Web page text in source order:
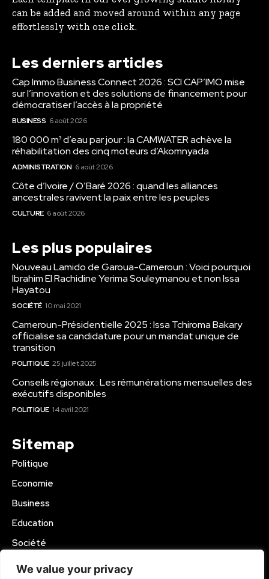
We value your privacy
can be added and moved around within any page
effortlessly with one click.
Les derniers articles
Cap Immo Business Connect 2026 : SCI CAP’IMO mise
sur l’innovation et des solutions de financement pour
démocratiser l’accès à la propriété
BUSINESS 6 août 2026
180 000 m³ d’eau par jour : la CAMWATER achève la
réhabilitation des cinq moteurs d’Akomnyada
ADMINISTRATION 6 août 2026
Côte d’Ivoire / O’Baré 2026 : quand les alliances
ancestrales ravivent la paix entre les peuples
CULTURE 6 août 2026
Les plus populaires
Nouveau Lamido de Garoua-Cameroun : Voici pourquoi
Ibrahim El Rachidine Yerima Souleymanou et non Issa
Hayatou
SOCIÉTÉ 10 mai 2021
Cameroun-Présidentielle 2025 : Issa Tchiroma Bakary
officialise sa candidature pour un mandat unique de
transition
POLITIQUE 25 juillet 2025
Conseils régionaux : Les rémunérations mensuelles des
exécutifs disponibles
POLITIQUE 14 avril 2021
Sitemap
Politique
Economie
Business
Education
Société
Sport